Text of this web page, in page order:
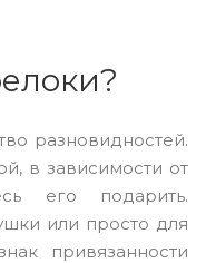
разновидностей.
в зависимости от
его подарить.
или просто для
привязанности